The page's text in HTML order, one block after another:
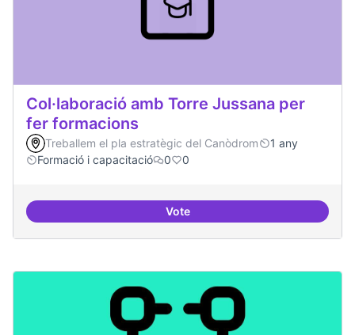
Col·laboració amb Torre Jussana per
fer formacions
Treballem el pla estratègic del Canòdrom
1 any
Formació i capacitació
0 0
VoteCol·laboració amb Torre